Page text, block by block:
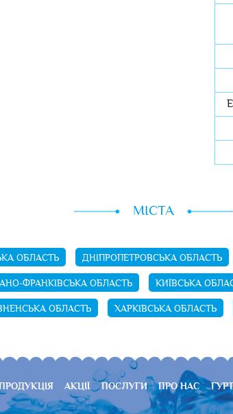
МІСТА
ОБЛАСТЬ ДНІПРОПЕТРОВСЬКА ОБЛАСТЬ
ФРАНКІВСЬКА ОБЛАСТЬ КИЇВСЬКА
ОБЛАСТЬ
ХАРКІВСЬКА ОБЛАСТЬ
АКЦІЇ ПОСЛУГИ ПРО НАС ГУРТ